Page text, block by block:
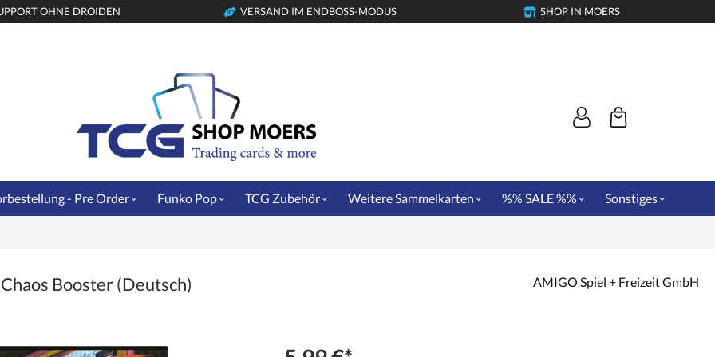
OHNE DROIDEN VERSAND IM ENDBOSS-MODUS SHOP IN MOERS
- Pre Order Funko Pop TCG Zubehör Weitere Sammelkarten %% SALE %% Sonstiges
Booster (Deutsch) AMIGO Spiel + Freizeit GmbH